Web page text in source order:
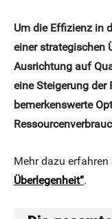
Um die Effizienz in
einer strategischen
Ausrichtung auf
eine Steigerung
bemerkenswerte
Mehr dazu erfahren
Überlegenheit“.